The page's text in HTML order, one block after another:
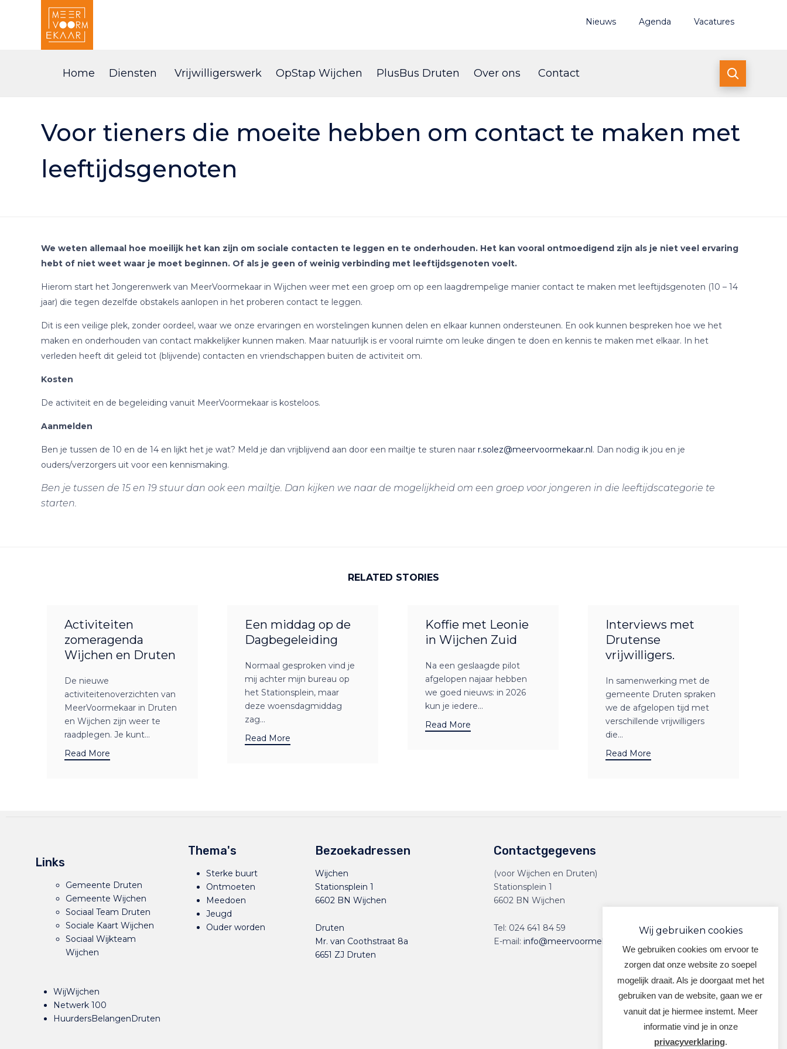
Nieuws Agenda Vacatures
to
Home Diensten Vrijwilligerswerk OpStap Wijchen PlusBus Druten Over ons Contact 
Voor tieners die moeite hebben om contact te maken met
leeftijdsgenoten
We weten allemaal hoe moeilijk het kan zijn om sociale contacten te leggen en te onderhouden. Het kan vooral ontmoedigend zijn als je niet veel ervaring
hebt of niet weet waar je moet beginnen. Of als je geen of weinig verbinding met leeftijdsgenoten voelt.
Hierom start het Jongerenwerk van MeerVoormekaar in Wijchen weer met een groep om op een laagdrempelige manier contact te maken met leeftijdsgenoten (10 – 14
jaar) die tegen dezelfde obstakels aanlopen in het proberen contact te leggen.
Dit is een veilige plek, zonder oordeel, waar we onze ervaringen en worstelingen kunnen delen en elkaar kunnen ondersteunen. En ook kunnen bespreken hoe we het
maken en onderhouden van contact makkelijker kunnen maken. Maar natuurlijk is er vooral ruimte om leuke dingen te doen en kennis te maken met elkaar. In het
verleden heeft dit geleid tot (blijvende) contacten en vriendschappen buiten de activiteit om.
Kosten
De activiteit en de begeleiding vanuit MeerVoormekaar is kosteloos.
Aanmelden
Ben je tussen de 10 en de 14 en lijkt het je wat? Meld je dan vrijblijvend aan door een mailtje te sturen naar r.solez@meervoormekaar.nl. Dan nodig ik jou en je
ouders/verzorgers uit voor een kennismaking.
Ben je tussen de 15 en 19 stuur dan ook een mailtje. Dan kijken we naar de mogelijkheid om een groep voor jongeren in die leeftijdscategorie te
starten.
RELATED STORIES
Activiteiten
zomeragenda
Wijchen en Druten
De nieuwe
activiteitenoverzichten van
MeerVoormekaar in Druten
en Wijchen zijn weer te
raadplegen. Je kunt...
Read More
Een middag op de
Dagbegeleiding
Normaal gesproken vind je
mij achter mijn bureau op
het Stationsplein, maar
deze woensdagmiddag
zag...
Read More
Koffie met Leonie
in Wijchen Zuid
Na een geslaagde pilot
afgelopen najaar hebben
we goed nieuws: in 2026
kun je iedere...
Read More
Interviews met
Drutense
vrijwilligers.
In samenwerking met de
gemeente Druten spraken
we de afgelopen tijd met
verschillende vrijwilligers
die...
Read More
Links
Gemeente Druten
Gemeente Wijchen
Sociaal Team Druten
Sociale Kaart Wijchen
Sociaal Wijkteam
Wijchen
WijWijchen
Netwerk 100
HuurdersBelangenDruten
Thema's
Sterke buurt
Ontmoeten
Meedoen
Jeugd
Ouder worden
Bezoekadressen
Wijchen
Stationsplein 1
6602 BN Wijchen
Druten
Mr. van Coothstraat 8a
6651 ZJ Druten
Contactgegevens
(voor Wijchen en Druten)
Stationsplein 1
6602 BN Wijchen
Tel: 024 641 84 59
E-mail: info@meervoormekaar.nl
Wij gebruiken cookies
We gebruiken cookies om ervoor te
zorgen dat onze website zo soepel
mogelijk draait. Als je doorgaat met het
gebruiken van de website, gaan we er
vanuit dat je hiermee instemt. Meer
informatie vind je in onze
privacyverklaring.